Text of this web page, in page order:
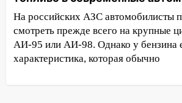
время»
16:17 Мелекесский район
Ульяновской области
100 тысяч тонн зерна
На российских АЗС автомобилисты
смотреть прежде всего на
АИ-95 или АИ-98. Однако у бензина
характеристика, которая обычно